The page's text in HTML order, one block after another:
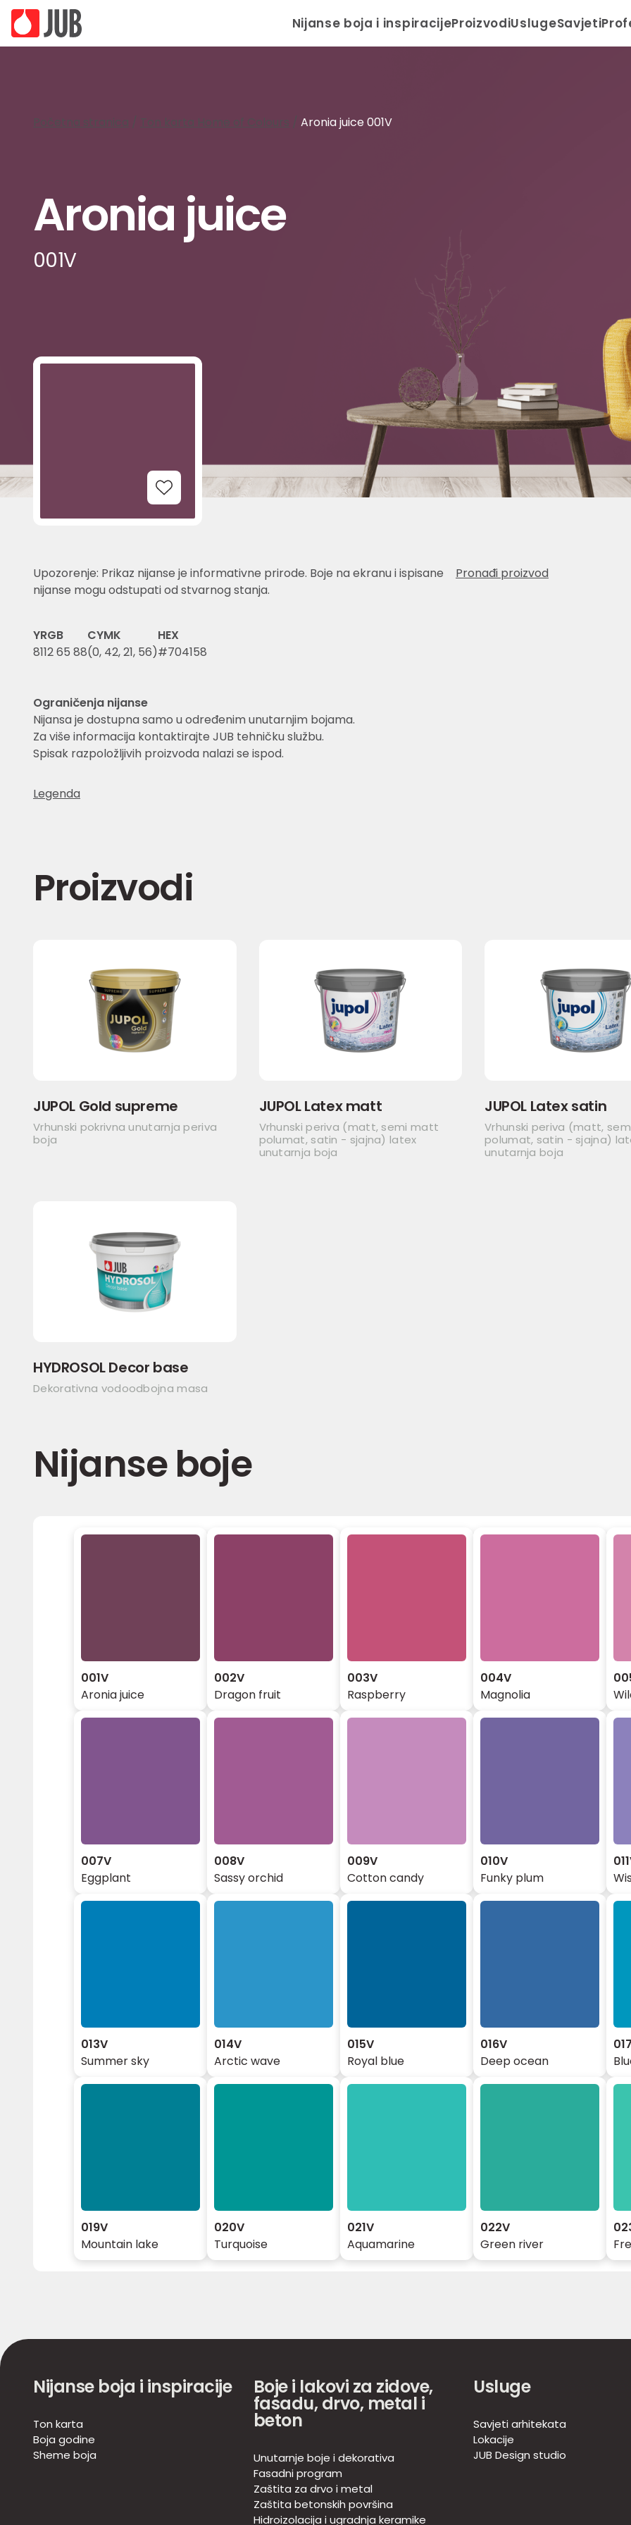
Nijanse boja i inspiracijeProizvodiUslugeSavjeti
Početna stranica / Ton karta Home of Colours / Aronia juice 001V
Aronia juice
001V
Add to Wishlist
Upozorenje: Prikaz nijanse je informativne prirode. Boje na ekranu i ispisane
nijanse mogu odstupati od stvarnog stanja.
Pronađi proizvod
Y
8
RGB
112 65 88
CYMK
(0, 42, 21, 56)
HEX
#704158
Ograničenja nijanse
Nijansa je dostupna samo u određenim unutarnjim bojama.
Za više informacija kontaktirajte JUB tehničku službu.
Spisak razpoložljivih proizvoda nalazi se ispod.
Legenda
Proizvodi
JUPOL Gold supreme
Vrhunski pokrivna unutarnja periva
boja
JUPOL Latex matt
Vrhunski periva (matt, semi matt
polumat, satin - sjajna) latex
unutarnja boja
JUPOL Latex satin
Vrhunski periva (matt,
polumat, satin - sjajna)
unutarnja boja
HYDROSOL Decor base
Dekorativna vodoodbojna masa
Nijanse boje
001V
Aronia juice
002V
Dragon fruit
003V
Raspberry
004V
Magnolia
007V
Eggplant
008V
Sassy orchid
009V
Cotton candy
010V
Funky plum
013V
Summer sky
014V
Arctic wave
015V
Royal blue
016V
Deep ocean
019V
Mountain lake
020V
Turquoise
021V
Aquamarine
022V
Green river
Nijanse boja i inspiracije
Ton karta
Boja godine
Sheme boja
Boje i lakovi za zidove,
fasadu, drvo, metal i
beton
Unutarnje boje i dekorativa
Fasadni program
Zaštita za drvo i metal
Zaštita betonskih površina
Hidroizolacija i ugradnja keramike
Usluge
Savjeti arhitekata
Lokacije
JUB Design studio